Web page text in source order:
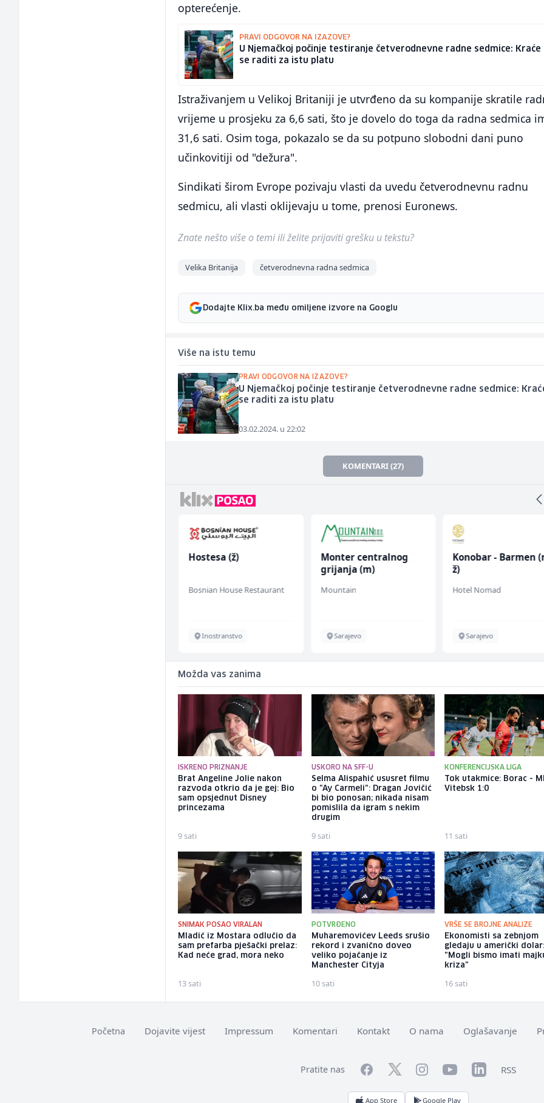
opterećenje.
PRAVI ODGOVOR NA IZAZOVE?
U Njemačkoj počinje testiranje četverodnevne radne sedmice: Kraće
se raditi za istu platu
Istraživanjem u Velikoj Britaniji je utvrđeno da su kompanije skratile
vrijeme u prosjeku za 6,6 sati, što je dovelo do toga da radna sedmica
31,6 sati. Osim toga, pokazalo se da su potpuno slobodni dani puno
učinkovitiji od "dežura".
Sindikati širom Evrope pozivaju vlasti da uvedu četverodnevnu radnu
sedmicu, ali vlasti oklijevaju u tome, prenosi Euronews.
Znate nešto više o temi ili želite prijaviti grešku u tekstu?
Velika Britanija četverodnevna radna sedmica
Dodajte Klix.ba među omiljene izvore na Googlu
Više na istu temu
PRAVI ODGOVOR NA IZAZOVE?
U Njemačkoj počinje testiranje četverodnevne radne sedmice:
se raditi za istu platu
03.02.2024. u 22:02
KOMENTARI (27)
Hostesa (ž)
Bosnian House Restaurant
Inostranstvo
Monter centralnog
grijanja (m)
Mountain
Sarajevo
Konobar - Barmen
ž)
Hotel Nomad
Sarajevo
Možda vas zanima
ISKRENO PRIZNANJE
Brat Angeline Jolie nakon
razvoda otkrio da je gej: Bio
sam opsjednut Disney
princezama
9 sati
USKORO NA SFF-U
Selma Alispahić ususret filmu
o "Ay Carmeli": Dragan Jovičić
bi bio ponosan; nikada nisam
pomislila da igram s nekim
drugim
9 sati
KONFERENCIJSKA LIGA
Tok utakmice: Borac -
Vitebsk 1:0
11 sati
SNIMAK POSAO VIRALAN
Mladić iz Mostara odlučio da
sam prefarba pješački prelaz:
Kad neće grad, mora neko
13 sati
POTVRĐENO
Muharemovićev Leeds srušio
rekord i zvanično doveo
veliko pojačanje iz
Manchester Cityja
10 sati
VRŠE SE BROJNE ANALIZE
Ekonomisti sa zebnjom
gledaju u američki dolar:
"Mogli bismo imati
kriza"
16 sati
Početna Dojavite vijest Impressum Komentari Kontakt O nama Oglašavanje
Pratite nas FacebookTwitterInstagramYouTubeLinkedInRSS
App Store Google Play